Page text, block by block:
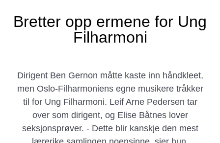
Bretter opp ermene for Ung
Filharmoni
Dirigent Ben Gernon måtte kaste inn håndkleet,
men Oslo-Filharmoniens egne musikere tråkker
til for Ung Filharmoni. Leif Arne Pedersen tar
over som dirigent, og Elise Båtnes lover
seksjonsprøver. - Dette blir kanskje den mest